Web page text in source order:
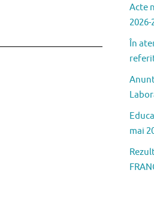
Acte
2026-
În
mai